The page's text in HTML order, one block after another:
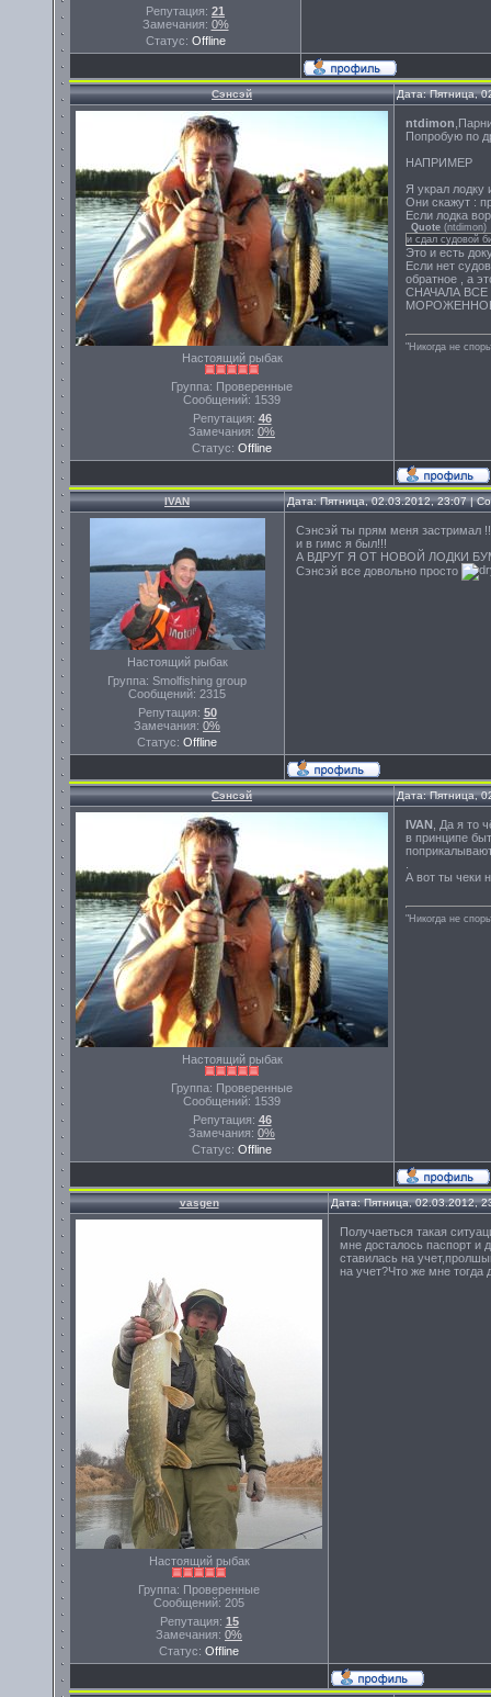
Репутация: 21
Замечания: 0%
Статус: Offline
Сэнсэй Дата: Пятница,
Настоящий рыбак
Группа: Проверенные
Сообщений: 1539
Репутация: 46
Замечания: 0%
Статус: Offline
ntdimon
Попробую по
НАПРИМЕР
Я украл лодку
Они скажут :
Если лодка
Quote (ntdimon)
и сдал судовой
Это и есть
Если нет
обратное , а
СНАЧАЛА
"Никогда не
IVAN Дата: Пятница, 02.03.2012, 23:07 |
Настоящий рыбак
Группа: Smolfishing group
Сообщений: 2315
Репутация: 50
Замечания: 0%
Статус: Offline
Сэнсэй ты прям меня застримал
и в гимс я был!!!
А ВДРУГ Я ОТ НОВОЙ ЛОДКИ
Сэнсэй все довольно просто
Сэнсэй Дата: Пятница,
Настоящий рыбак
Группа: Проверенные
Сообщений: 1539
Репутация: 46
Замечания: 0%
Статус: Offline
IVAN , Да я то
в принципе
А вот ты чеки
"Никогда не
vasgen Дата: Пятница, 02.03.2012,
Настоящий рыбак
Группа: Проверенные
Сообщений: 205
Репутация: 15
Замечания: 0%
Статус: Offline
Получаеться такая
мне досталось паспорт и
ставилась на
на учет?Что же мне тогда